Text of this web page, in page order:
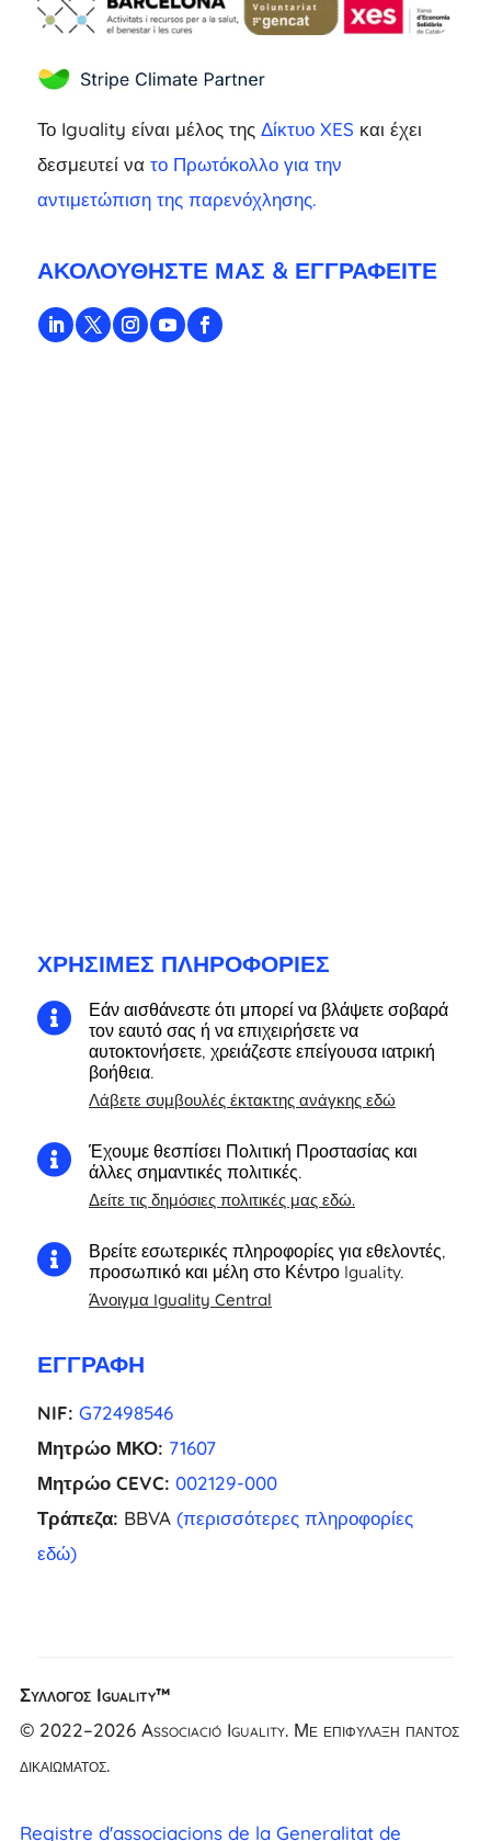
Το Iguality είναι μέλος της Δίκτυο XES και έχει
δεσμευτεί να το Πρωτόκολλο για την
αντιμετώπιση της παρενόχλησης.
ΑΚΟΛΟΥΘΉΣΤΕ ΜΑΣ & ΕΓΓΡΑΦΕΊΤΕ
ΧΡΉΣΙΜΕΣ ΠΛΗΡΟΦΟΡΊΕΣ

Εάν αισθάνεστε ότι μπορεί να βλάψετε σοβαρά
τον εαυτό σας ή να επιχειρήσετε να
αυτοκτονήσετε, χρειάζεστε επείγουσα ιατρική
βοήθεια.
Λάβετε συμβουλές έκτακτης ανάγκης εδώ

Έχουμε θεσπίσει Πολιτική Προστασίας και
άλλες σημαντικές πολιτικές.
Δείτε τις δημόσιες πολιτικές μας εδώ.

Βρείτε εσωτερικές πληροφορίες για εθελοντές,
προσωπικό και μέλη στο Κέντρο Iguality.
Άνοιγμα Iguality Central
ΕΓΓΡΑΦΉ
NIF: G72498546
Μητρώο ΜΚΟ: 71607
Μητρώο CEVC: 002129-000
Τράπεζα: BBVA (περισσότερες πληροφορίες
εδώ)
Σύλλογος Iguality™
© 2022–2026 Associació Iguality. Με επιφύλαξη παντός
δικαιώματος.
Registre d'associacions de la Generalitat de